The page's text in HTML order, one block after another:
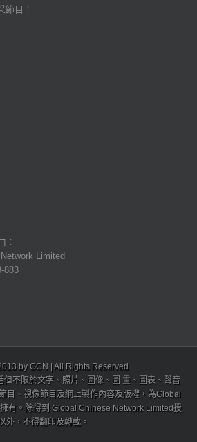
節目！
：
Limited
883
by GCN | All Rights Reserved
但不限於文字、照片、圖像、圖 畫、圖表、聲音
目、視像節目及網上製作內容及版權，為Global
有。除得到 Global Chinese Network Limited授
外，不得翻印及轉載。